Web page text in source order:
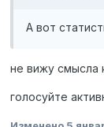
А вот
не вижу смысла
голосуйте